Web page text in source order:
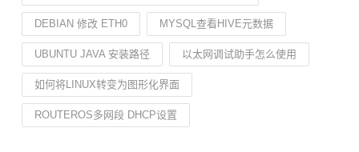
DEBIAN 修改 ETH0 MYSQL查看HIVE元数据
UBUNTU JAVA 安装路径 以太网调试助手怎么使用
如何将LINUX转变为图形化界面
ROUTEROS多网段 DHCP设置